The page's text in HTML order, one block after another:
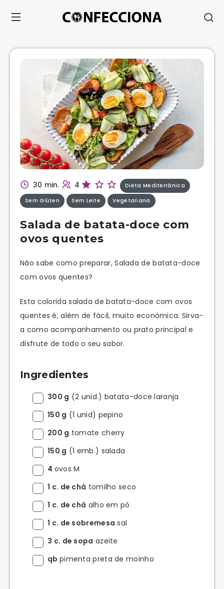
30 min. 4 Dieta Mediterrânica
Sem Glúten Sem Leite Vegetariana
Salada de batata-doce com
ovos quentes
Não sabe como preparar, Salada de batata-doce
com ovos quentes?
Esta colorida salada de batata-doce com ovos
quentes é, além de fácil, muito económica. Sirva-
a como acompanhamento ou prato principal e
disfrute de todo o seu sabor.
Ingredientes
300 g (2 unid.) batata-doce laranja
150 g (1 unid) pepino
200 g tomate cherry
150 g (1 emb.) salada
4 ovos M
1 c. de chá tomilho seco
1 c. de chá alho em pó
1 c. de sobremesa sal
3 c. de sopa azeite
qb pimenta preta de moinho